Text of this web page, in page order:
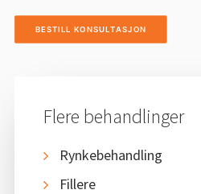
BESTILL KONSULTASJON
Flere behandlinger
Rynkebehandling
Fillere